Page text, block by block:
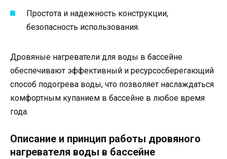
Простота и надежность конструкции,
безопасность использования.
Дровяные нагреватели для воды в бассейне
обеспечивают эффективный и ресурсосберегающий
способ подогрева воды, что позволяет наслаждаться
комфортным купанием в бассейне в любое время
года.
Описание и принцип работы дровяного
нагревателя воды в бассейне